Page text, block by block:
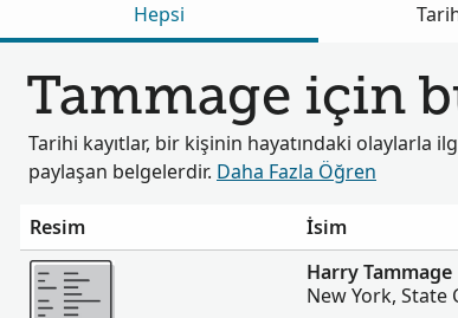
Hepsi
Tammage için
Tarihi kayıtlar, bir kişinin hayatındaki olaylarla
paylaşan belgelerdir. Daha Fazla Öğren
Resim İsim
Daha fazla
Harry Tammage
New York, State